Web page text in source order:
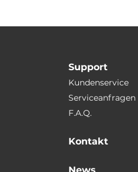
Support
Kundenservice
Serviceanfragen
F.A.Q.
Kontakt